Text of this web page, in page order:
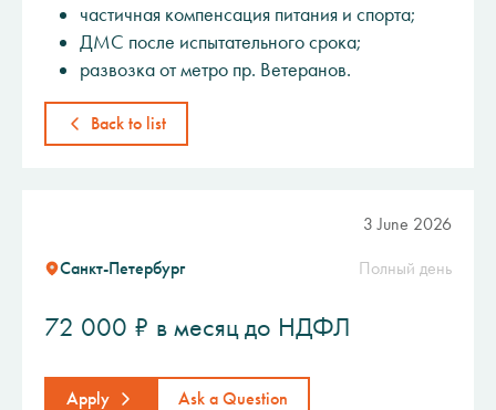
частичная компенсация питания и спорта;
ДМС после испытательного срока;
развозка от метро пр. Ветеранов.
Back to list
3 June 2026
Санкт-Петербург Полный день
72 000 ₽ в месяц до НДФЛ
Apply Ask a Question